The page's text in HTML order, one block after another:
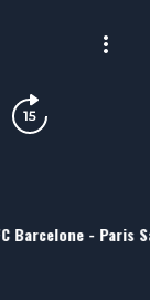
Barcelone - Paris